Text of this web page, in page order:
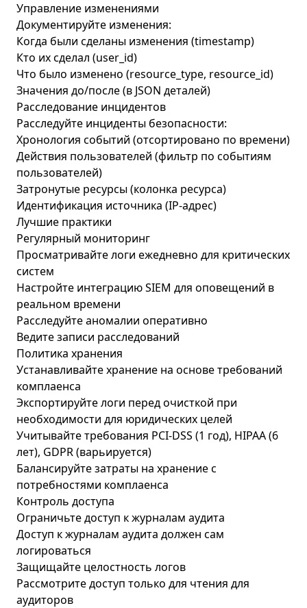
Управление изменениями
Документируйте изменения:
Когда были сделаны изменения (timestamp)
Кто их сделал (user_id)
Что было изменено (resource_type, resource_id)
Значения до/после (в JSON деталей)
Расследование инцидентов
Расследуйте инциденты безопасности:
Хронология событий (отсортировано по времени)
Действия пользователей (фильтр по событиям
пользователей)
Затронутые ресурсы (колонка ресурса)
Идентификация источника (IP-адрес)
Лучшие практики
Регулярный мониторинг
Просматривайте логи ежедневно для критических
систем
Настройте интеграцию SIEM для оповещений в
реальном времени
Расследуйте аномалии оперативно
Ведите записи расследований
Политика хранения
Устанавливайте хранение на основе требований
комплаенса
Экспортируйте логи перед очисткой при
необходимости для юридических целей
Учитывайте требования PCI-DSS (1 год), HIPAA (6
лет), GDPR (варьируется)
Балансируйте затраты на хранение с
потребностями комплаенса
Контроль доступа
Ограничьте доступ к журналам аудита
Доступ к журналам аудита должен сам
логироваться
Защищайте целостность логов
Рассмотрите доступ только для чтения для
аудиторов